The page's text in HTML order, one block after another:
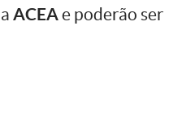
ACEA e poderão ser